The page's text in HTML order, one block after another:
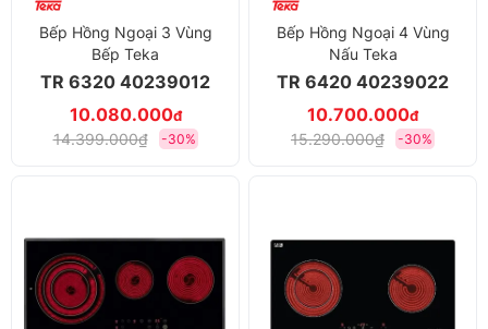
Bếp Hồng Ngoại 3 Vùng
Bếp Teka
TR 6320 40239012
10.080.000đ
14.399.000₫ -30%
Bếp Hồng Ngoại 4 Vùng
Nấu Teka
TR 6420 40239022
10.700.000đ
15.290.000₫ -30%